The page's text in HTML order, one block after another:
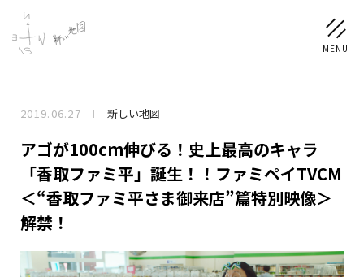
NEWS
SCHEDULE
PROFILE
2019.06.27 新しい地図
アゴが100cm伸びる！史上最高のキャラ
「香取ファミ平」誕生！！ファミペイTVCM
＜“香取ファミ平さま御来店”篇特別映像＞
解禁！